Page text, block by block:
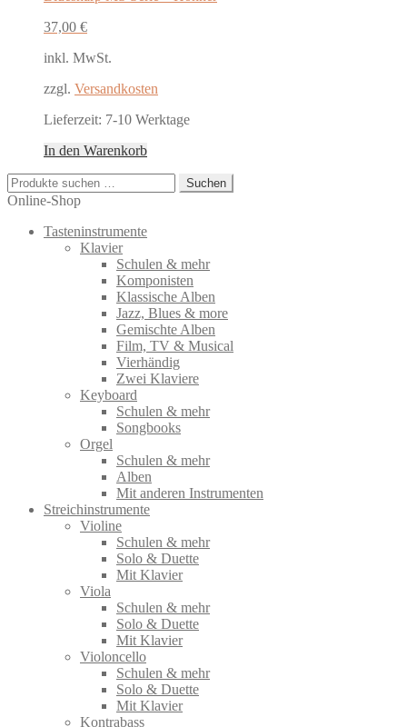
37,00 €
inkl. MwSt.
zzgl. Versandkosten
Lieferzeit: 7-10 Werktage
In den Warenkorb
Suchen
nach:
Suchen
Online-Shop
Tasteninstrumente
Klavier
Schulen & mehr
Komponisten
Klassische Alben
Jazz, Blues & more
Gemischte Alben
Film, TV & Musical
Vierhändig
Zwei Klaviere
Keyboard
Schulen & mehr
Songbooks
Orgel
Schulen & mehr
Alben
Mit anderen Instrumenten
Streichinstrumente
Violine
Schulen & mehr
Solo & Duette
Mit Klavier
Viola
Schulen & mehr
Solo & Duette
Mit Klavier
Violoncello
Schulen & mehr
Solo & Duette
Mit Klavier
Kontrabass